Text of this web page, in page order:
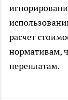
расчет
нормативам,
переплатам.